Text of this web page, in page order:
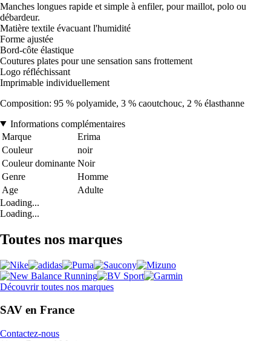
Manches longues rapide et simple à enfiler, pour maillot, polo ou
débardeur.
Matière textile évacuant l'humidité
Forme ajustée
Bord-côte élastique
Coutures plates pour une sensation sans frottement
Logo réfléchissant
Imprimable individuellement
Composition: 95 % polyamide, 3 % caoutchouc, 2 % élasthanne
Informations complémentaires
Marque
Erima
Couleur
noir
Couleur dominante Noir
Genre
Homme
Age
Adulte
Loading...
Loading...
Toutes nos marques
Découvrir toutes nos marques
SAV en France
Contactez-nous